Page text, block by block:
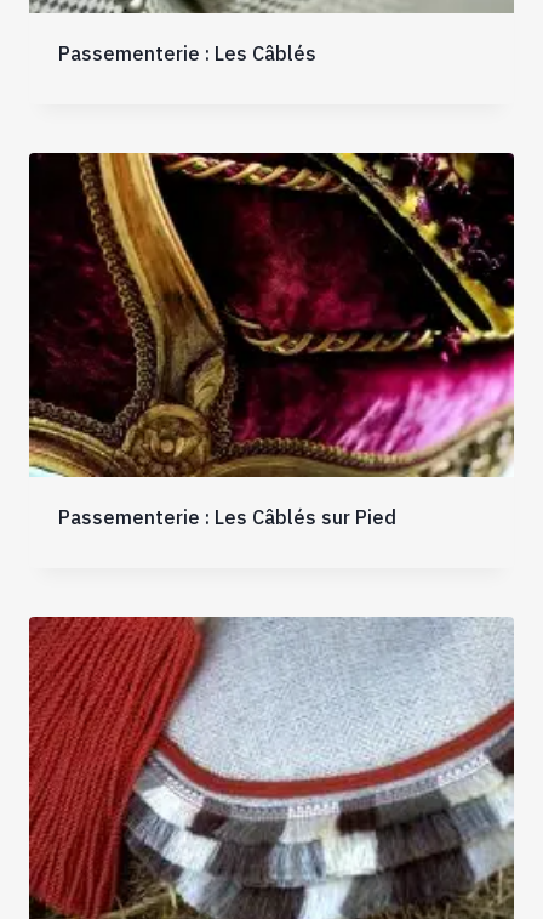
Passementerie : Les Câblés
Passementerie : Les Câblés sur Pied